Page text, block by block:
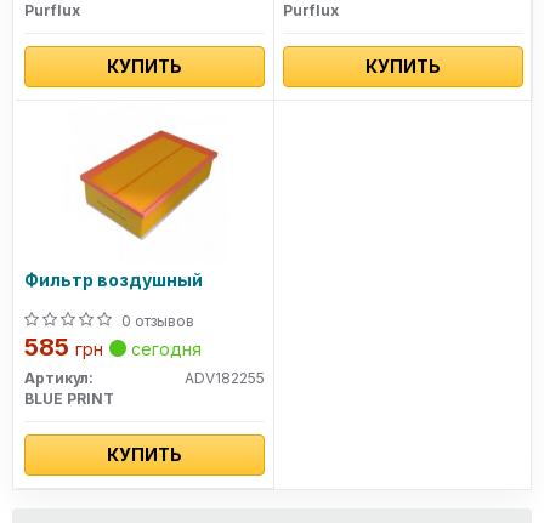
Purflux
КУПИТЬ
Purflux
КУПИТЬ
Фильтр воздушный
0 отзывов
585 грн сегодня
Артикул:
ADV182255
BLUE PRINT
КУПИТЬ